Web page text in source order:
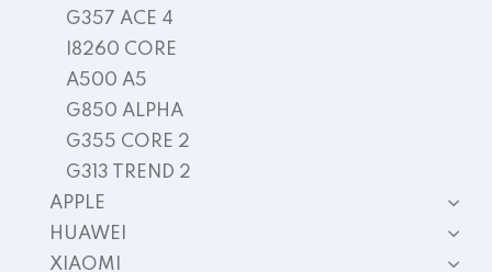
G357 ACE 4
I8260 CORE
A500 A5
G850 ALPHA
G355 CORE 2
G313 TREND 2
APPLE
HUAWEI
XIAOMI